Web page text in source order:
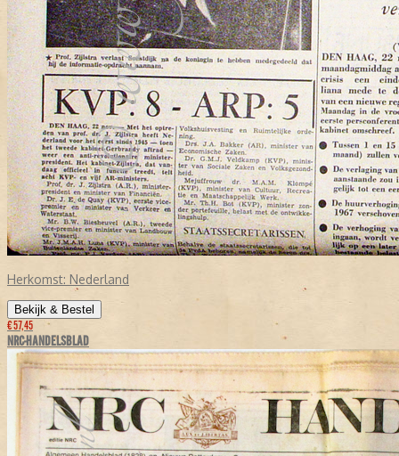
Herkomst: Nederland
Bekijk & Bestel
€ 57,45
NRC-HANDELSBLAD